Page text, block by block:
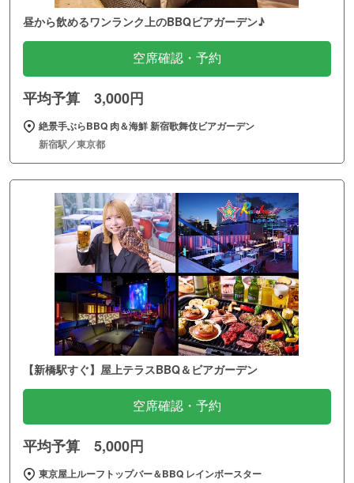
昼から飲めるワンランク上のBBQビアガーデン♪
空席確認・予約
平均予算 3,000円
絶景手ぶらBBQ 肉＆海鮮 新宿歌舞伎ビアガーデン
新宿駅／東京都
【新橋駅すぐ】屋上テラスBBQ＆ビアガーデン
空席確認・予約
平均予算 5,000円
東京屋上ルーフトップバー＆BBQ レインボースター